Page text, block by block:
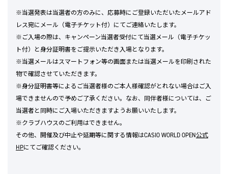
※当選発表は当選者の方のみに、応募時にご登録いただいたメールアド
レス宛にメール（電子チケット付）にてご連絡いたします。
※ご入場の際は、キャンペーン当選者受付にて当選メール（電子チケッ
ト付）と身分証明書をご提示いただき入場となります。
※当選メールはスマートフォン等の画面または当選メールを印刷された
物で確認させていただきます。
※身分証明書等によるご当選者様のご本人様確認がとれない場合はご入
場できませんので予めご了承ください。なお、同伴者様については、ご
当選者と同時にご入場いただきますようお願いいたします。
※クラブハウスのご利用はできません。
その他、開催及び中止や延期等に関する情報はCASIO WORLD OPEN公式
HPにてご確認ください。